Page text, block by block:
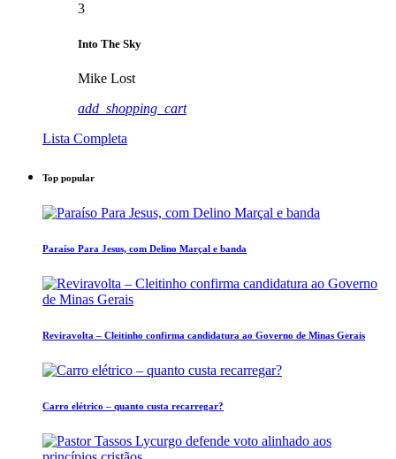
3
Into The Sky
Mike Lost
add_shopping_cart
Lista Completa
Top popular
Paraíso Para Jesus, com Delino Marçal e banda
Reviravolta – Cleitinho confirma candidatura ao Governo de Minas Gerais
Carro elétrico – quanto custa recarregar?